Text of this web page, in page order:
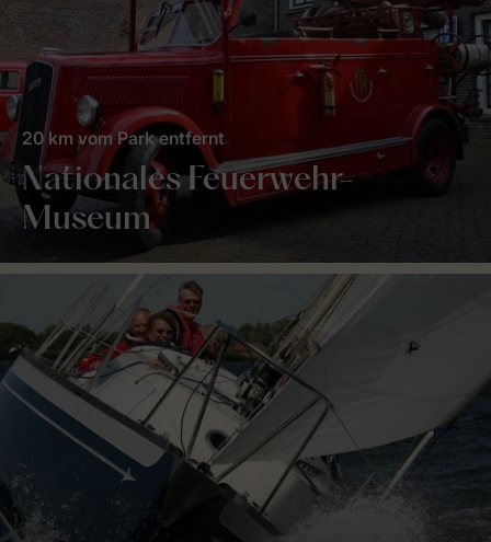
Nationales Feuerwehr-
Museum
20 km vom Park entfernt